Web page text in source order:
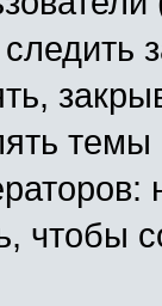
чтобы